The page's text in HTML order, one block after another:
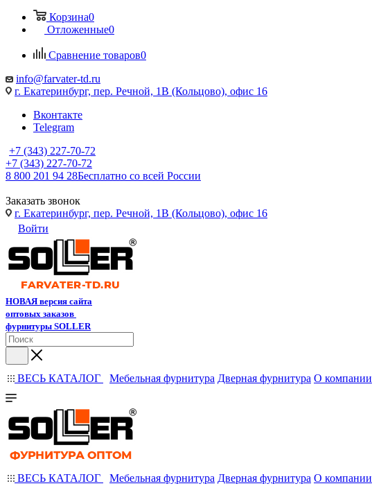
Корзина0
Отложенные0
Сравнение товаров0
info@farvater-td.ru
г. Екатеринбург, пер. Речной, 1В (Кольцово), офис 16
Вконтакте
Telegram
+7 (343) 227-70-72
+7 (343) 227-70-72
8 800 201 94 28Бесплатно со всей России
Заказать звонок
г. Екатеринбург, пер. Речной, 1В (Кольцово), офис 16
Войти
НОВАЯ версия сайта
оптовых заказов
фурнитуры SOLLER
ВЕСЬ КАТАЛОГ Мебельная фурнитура Дверная фурнитура О компании
ВЕСЬ КАТАЛОГ Мебельная фурнитура Дверная фурнитура О компании